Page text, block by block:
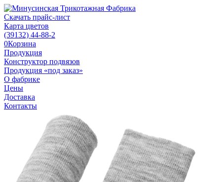
Скачать прайс-лист
Карта цветов
(39132) 44-88-2
0Корзина
Продукция
Конструктор подвязов
Продукция «под заказ»
О фабрике
Цены
Доставка
Контакты